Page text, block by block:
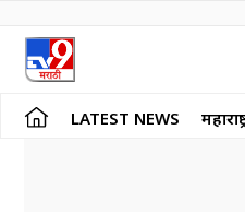
LATEST NEWS